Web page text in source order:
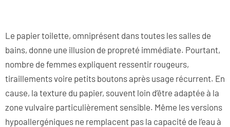
Le papier toilette, omniprésent dans toutes les salles de
bains, donne une illusion de propreté immédiate. Pourtant,
nombre de femmes expliquent ressentir rougeurs,
tiraillements voire petits boutons après usage récurrent. En
cause, la texture du papier, souvent loin d’être adaptée à la
zone vulvaire particulièrement sensible. Même les versions
hypoallergéniques ne remplacent pas la capacité de l’eau à